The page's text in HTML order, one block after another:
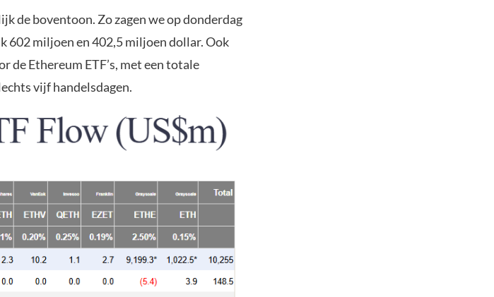
de boventoon. Zo zagen we op donderdag
602 miljoen en 402,5 miljoen dollar. Ook
de Ethereum ETF’s, met een totale
vijf handelsdagen.